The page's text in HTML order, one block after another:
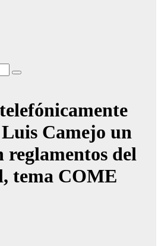
Luis Camejo un
reglamentos del
tema COME